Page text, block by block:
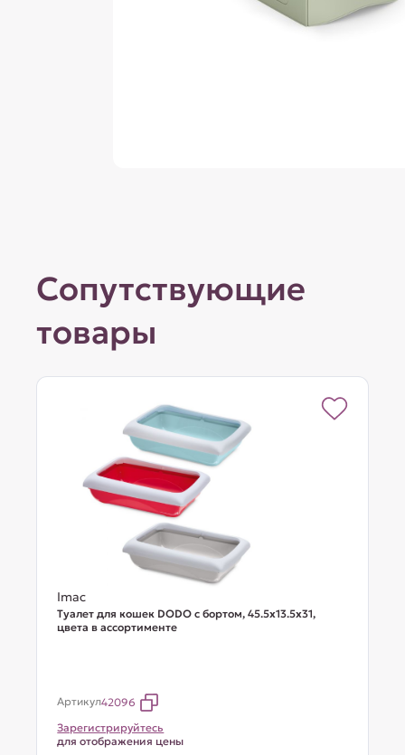
Сопутствующие
товары
Imac
Туалет для кошек DODO с бортом, 45.5х13.5х31,
цвета в ассортименте
Артикул42096
Зарегистрируйтесь
для отображения цены